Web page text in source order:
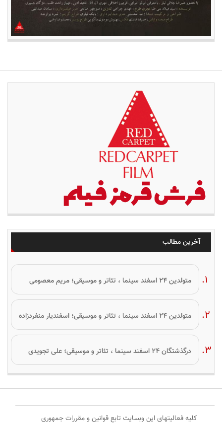
آخرین مطالب
متولدین ۲۴ اسفند سینما ، تئاتر و موسیقی؛ مریم معصومی
متولدین ۲۴ اسفند سینما ، تئاتر و موسیقی؛ اسفندیار منفردزاده
درگذشتگان ۲۴ اسفند سینما ، تئاتر و موسیقی؛ علی تجویدی
کلیه فعالیتهای این وبسایت تابع قوانین و مقررات جمهوری